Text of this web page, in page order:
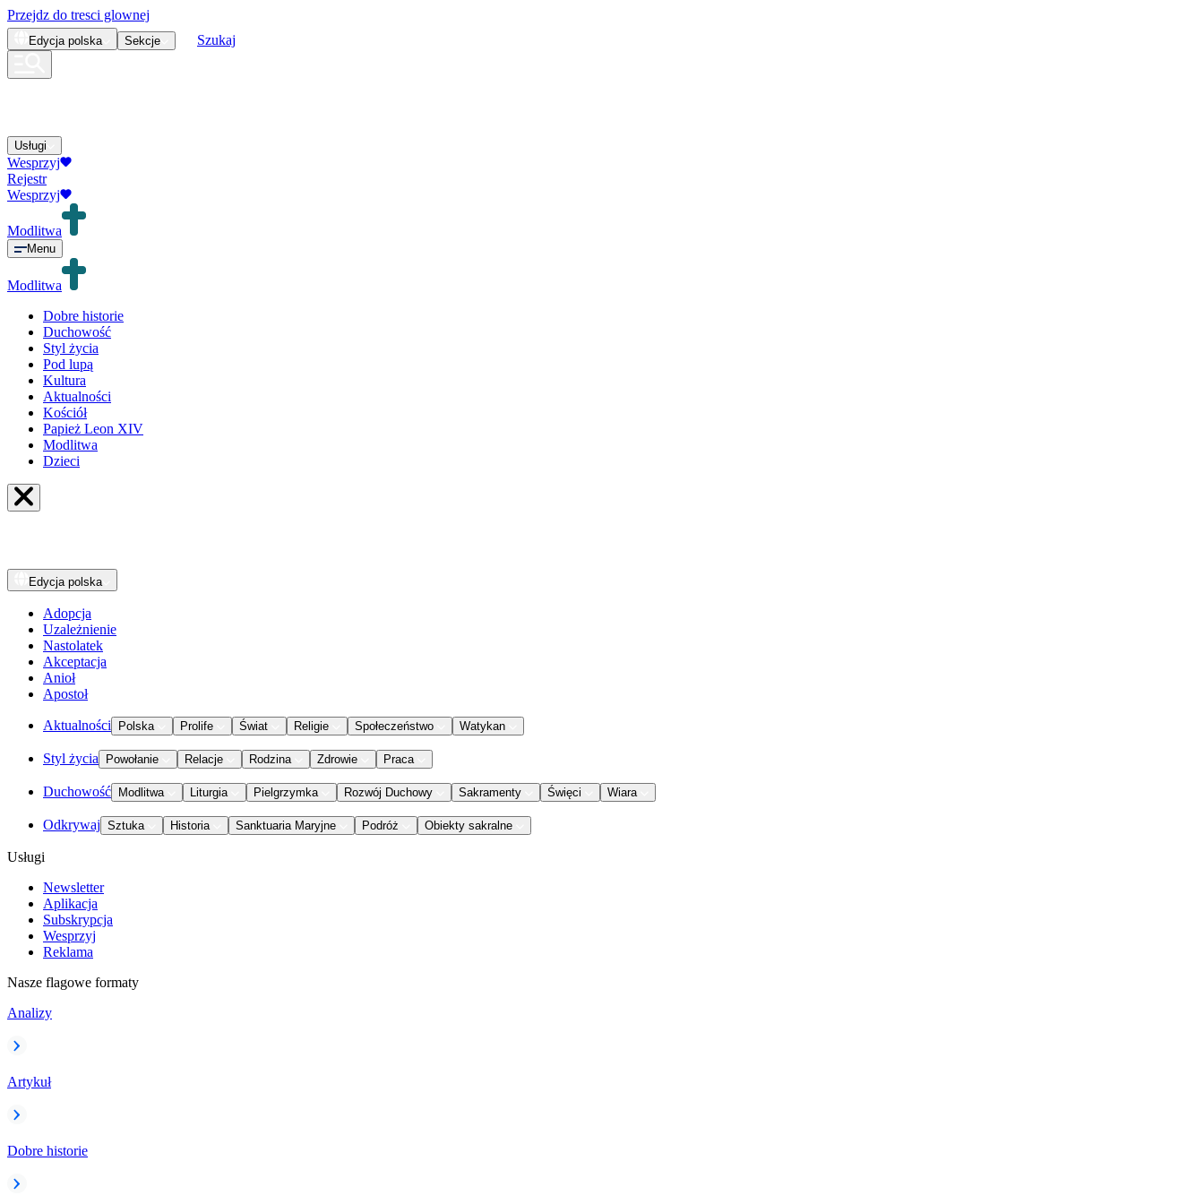
Przejdz do tresci glownej
Edycja polska Sekcje Szukaj
Usługi
Wesprzyj
Rejestr
Wesprzyj
Modlitwa
Menu
Modlitwa
Dobre historie
Duchowość
Styl życia
Pod lupą
Kultura
Aktualności
Kościół
Papież Leon XIV
Modlitwa
Dzieci
Edycja polska
Adopcja
Uzależnienie
Nastolatek
Akceptacja
Anioł
Apostoł
Aktualności Polska Prolife Świat Religie Społeczeństwo Watykan
Styl życia Powołanie Relacje Rodzina Zdrowie Praca
Duchowość Modlitwa Liturgia Pielgrzymka Rozwój Duchowy Sakramenty Święci Wiara
Odkrywaj Sztuka Historia Sanktuaria Maryjne Podróż Obiekty sakralne
Usługi
Newsletter
Aplikacja
Subskrypcja
Wesprzyj
Reklama
Nasze flagowe formaty
Analizy
Artykuł
Dobre historie